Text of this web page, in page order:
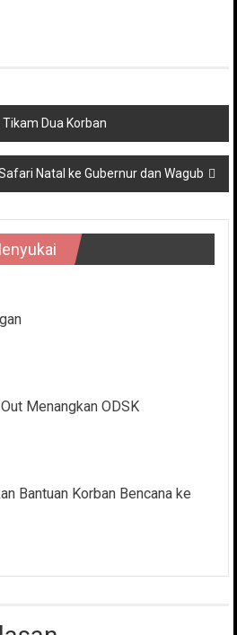
Dua Korban
Natal ke Gubernur dan Wagub
Menangkan ODSK
Bantuan Korban Bencana ke